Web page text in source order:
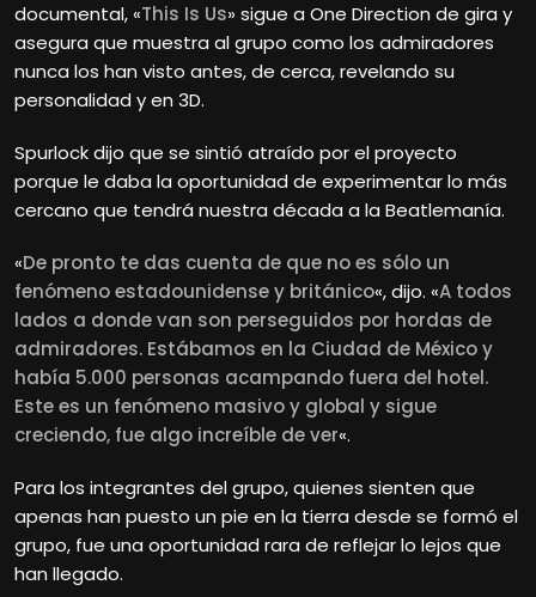
documental, «This Is Us» sigue a One Direction de gira y
asegura que muestra al grupo como los admiradores
nunca los han visto antes, de cerca, revelando su
personalidad y en 3D.
Spurlock dijo que se sintió atraído por el proyecto
porque le daba la oportunidad de experimentar lo más
cercano que tendrá nuestra década a la Beatlemanía.
«De pronto te das cuenta de que no es sólo un
fenómeno estadounidense y británico«, dijo. «A todos
lados a donde van son perseguidos por hordas de
admiradores. Estábamos en la Ciudad de México y
había 5.000 personas acampando fuera del hotel.
Este es un fenómeno masivo y global y sigue
creciendo, fue algo increíble de ver«.
Para los integrantes del grupo, quienes sienten que
apenas han puesto un pie en la tierra desde se formó el
grupo, fue una oportunidad rara de reflejar lo lejos que
han llegado.